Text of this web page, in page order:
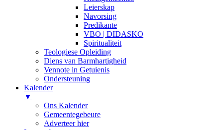
Leierskap
Navorsing
Predikante
VBO | DIDASKO
Spiritualiteit
Teologiese Opleiding
Diens van Barmhartigheid
Vennote in Getuienis
Ondersteuning
Kalender
▼
Ons Kalender
Gemeentegebeure
Adverteer hier